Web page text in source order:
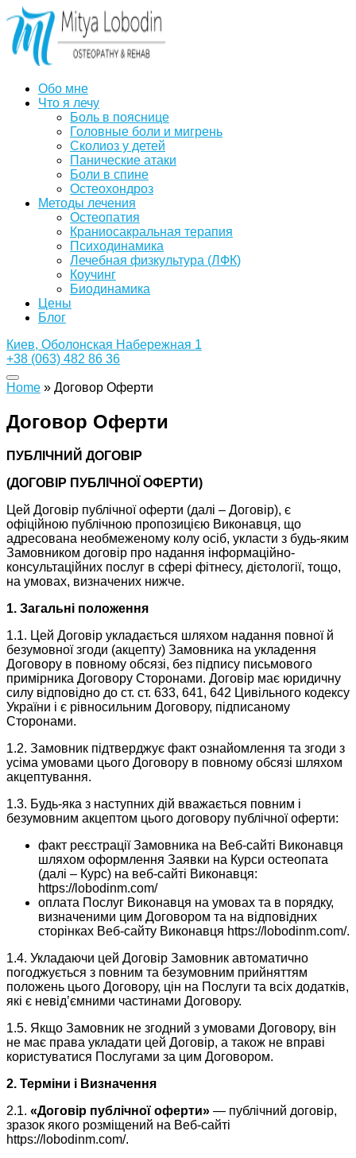
Обо мне
Что я лечу
Боль в пояснице
Головные боли и мигрень
Сколиоз у детей
Панические атаки
Боли в спине
Остеохондроз
Методы лечения
Остеопатия
Краниосакральная терапия
Психодинамика
Лечебная физкультура (ЛФК)
Коучинг
Биодинамика
Цены
Блог
Киев, Оболонская Набережная 1
+38 (063) 482 86 36
Home » Договор Оферти
Договор Оферти
ПУБЛІЧНИЙ ДОГОВІР
(ДОГОВІР ПУБЛІЧНОЇ ОФЕРТИ)
Цей Договір публічної оферти (далі – Договір), є
офіційною публічною пропозицією Виконавця, що
адресована необмеженому колу осіб, укласти з будь-яким
Замовником договір про надання інформаційно-
консультаційних послуг в сфері фітнесу, дієтології, тощо,
на умовах, визначених нижче.
1. Загальні положення
1.1. Цей Договір укладається шляхом надання повної й
безумовної згоди (акцепту) Замовника на укладення
Договору в повному обсязі, без підпису письмового
примірника Договору Сторонами. Договір має юридичну
силу відповідно до ст. ст. 633, 641, 642 Цивільного кодексу
України і є рівносильним Договору, підписаному
Сторонами.
1.2. Замовник підтверджує факт ознайомлення та згоди з
усіма умовами цього Договору в повному обсязі шляхом
акцептування.
1.3. Будь-яка з наступних дій вважається повним і
безумовним акцептом цього договору публічної оферти:
факт реєстрації Замовника на Веб-сайті Виконавця
шляхом оформлення Заявки на Курси остеопата
(далі – Курс) на веб-сайті Виконавця:
https://lobodinm.com/
оплата Послуг Виконавця на умовах та в порядку,
визначеними цим Договором та на відповідних
сторінках Веб-сайту Виконавця https://lobodinm.com/.
1.4. Укладаючи цей Договір Замовник автоматично
погоджується з повним та безумовним прийняттям
положень цього Договору, цін на Послуги та всіх додатків,
які є невід’ємними частинами Договору.
1.5. Якщо Замовник не згодний з умовами Договору, він
не має права укладати цей Договір, а також не вправі
користуватися Послугами за цим Договором.
2. Терміни і Визначення
2.1. «Договір публічної оферти» — публічний договір,
зразок якого розміщений на Веб-сайті
https://lobodinm.com/.